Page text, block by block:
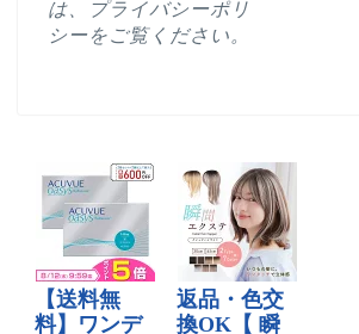
は、
プライバシーポリ
シーをご覧ください。